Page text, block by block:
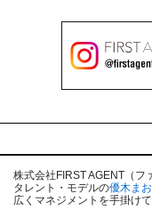
株式会社FIRST AGENT（フ
タレント・モデルの優木ま
広くマネジメントを手掛けて